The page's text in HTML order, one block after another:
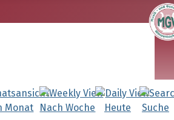
Monat Nach Woche Heute Suche